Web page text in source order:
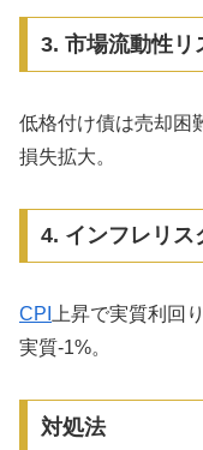
3. 市場流動性リ
低格付け債は売却困
損失拡大。
4. インフレリス
CPI
上昇で実質利回
実質-1%。
対処法